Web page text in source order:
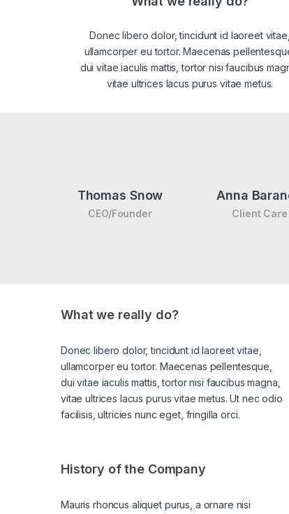
Donec libero dolor, tincidunt id laoreet vitae,
ullamcorper eu tortor. Maecenas
dui vitae iaculis mattis, tortor nisi faucibus
vitae ultrices lacus purus vitae metus.
Thomas Snow
CEO/Founder
Anna
Client Care
What we really do?
Donec libero dolor, tincidunt id laoreet vitae,
ullamcorper eu tortor. Maecenas pellentesque,
dui vitae iaculis mattis, tortor nisi faucibus magna,
vitae ultrices lacus purus vitae metus. Ut nec odio
facilisis, ultricies nunc eget, fringilla orci.
History of the Company
Mauris rhoncus aliquet purus, a ornare nisi